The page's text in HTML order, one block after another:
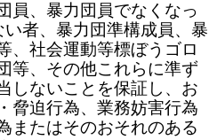
員、暴力団員でなくなっ
者、暴力団準構成員、暴
、社会運動等標ぼうゴロ
等、その他これらに準ず
しないことを保証し、お
脅迫行為、業務妨害行為
またはそのおそれのある